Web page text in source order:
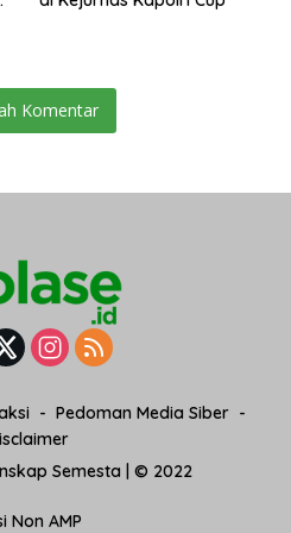
Komentar
Pedoman Media Siber
Semesta | © 2022
Non AMP